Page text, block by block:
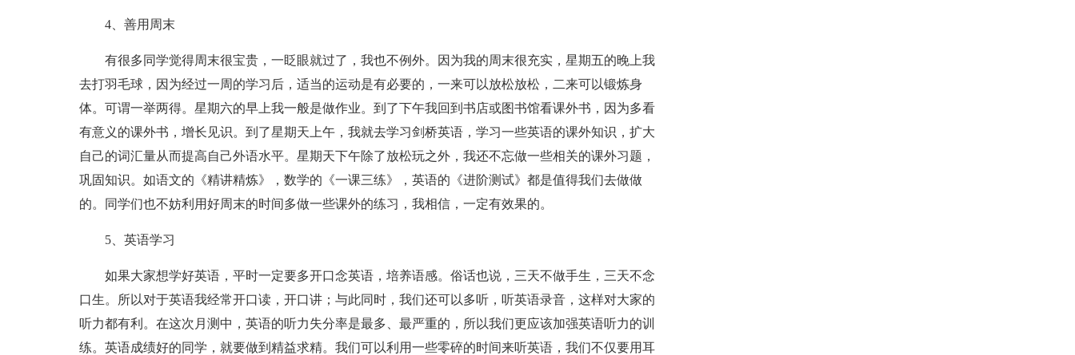
4、善用周末
有很多同学觉得周末很宝贵，一眨眼就过了，我也不例外。因为我的周末很充实，星期五的晚上我
去打羽毛球，因为经过一周的学习后，适当的运动是有必要的，一来可以放松放松，二来可以锻炼身
体。可谓一举两得。星期六的早上我一般是做作业。到了下午我回到书店或图书馆看课外书，因为多看
有意义的课外书，增长见识。到了星期天上午，我就去学习剑桥英语，学习一些英语的课外知识，扩大
自己的词汇量从而提高自己外语水平。星期天下午除了放松玩之外，我还不忘做一些相关的课外习题，
巩固知识。如语文的《精讲精炼》，数学的《一课三练》，英语的《进阶测试》都是值得我们去做做
的。同学们也不妨利用好周末的时间多做一些课外的练习，我相信，一定有效果的。
5、英语学习
如果大家想学好英语，平时一定要多开口念英语，培养语感。俗话也说，三天不做手生，三天不念
口生。所以对于英语我经常开口读，开口讲；与此同时，我们还可以多听，听英语录音，这样对大家的
听力都有利。在这次月测中，英语的听力失分率是最多、最严重的，所以我们更应该加强英语听力的训
练。英语成绩好的同学，就要做到精益求精。我们可以利用一些零碎的时间来听英语，我们不仅要用耳